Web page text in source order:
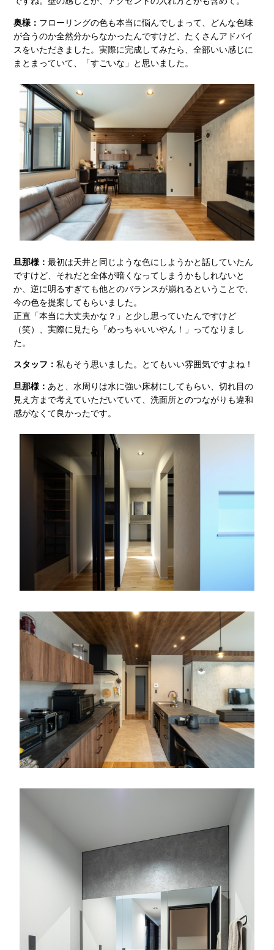
奥様： フローリングの色も本当に悩んでしまって、どんな色味
が合うのか全然分からなかったんですけど、たくさんアドバイ
スをいただきました。実際に完成してみたら、全部いい感じに
まとまっていて、「すごいな」と思いました。
旦那様： 最初は天井と同じような色にしようかと話していたん
ですけど、それだと全体が暗くなってしまうかもしれないと
か、逆に明るすぎても他とのバランスが崩れるということで、
今の色を提案してもらいました。
正直「本当に大丈夫かな？」と少し思っていたんですけど
（笑）、実際に見たら「めっちゃいいやん！」ってなりまし
た。
スタッフ： 私もそう思いました。とてもいい雰囲気ですよね！
旦那様： あと、水周りは水に強い床材にしてもらい、切れ目の
見え方まで考えていただいていて、洗面所とのつながりも違和
感がなくて良かったです。